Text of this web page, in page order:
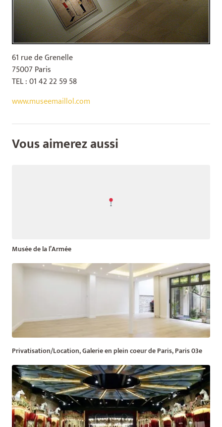
61 rue de Grenelle
75007 Paris
TEL : 01 42 22 59 58
www.museemaillol.com
Vous aimerez aussi
Musée de la l’Armée
Privatisation/Location, Galerie en plein coeur de Paris, Paris 03e